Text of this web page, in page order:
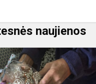
naujienos